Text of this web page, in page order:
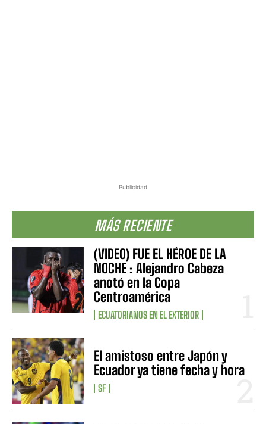
Publicidad
MÁS RECIENTE
(VIDEO) FUE EL HÉROE DE LA
NOCHE : Alejandro Cabeza
anotó en la Copa
Centroamérica
ECUATORIANOS EN EL EXTERIOR
El amistoso entre Japón y
Ecuador ya tiene fecha y hora
SF